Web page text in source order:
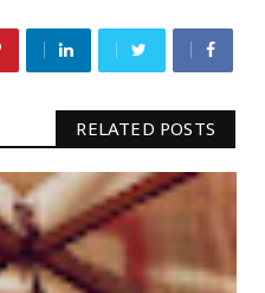
RELATED POSTS